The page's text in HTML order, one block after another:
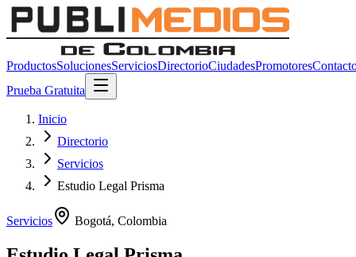
ProductosSolucionesServiciosDirectorioCiudadesPromotores
Prueba Gratuita
Inicio
Directorio
Servicios
Estudio Legal Prisma
Servicios Bogotá, Colombia